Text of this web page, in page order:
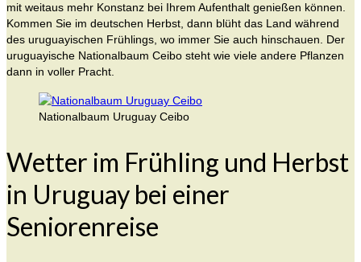
mit weitaus mehr Konstanz bei Ihrem Aufenthalt genießen können.
Kommen Sie im deutschen Herbst, dann blüht das Land während
des uruguayischen Frühlings, wo immer Sie auch hinschauen. Der
uruguayische Nationalbaum Ceibo steht wie viele andere Pflanzen
dann in voller Pracht.
Nationalbaum Uruguay Ceibo
Wetter im Frühling und Herbst
in Uruguay bei einer
Seniorenreise